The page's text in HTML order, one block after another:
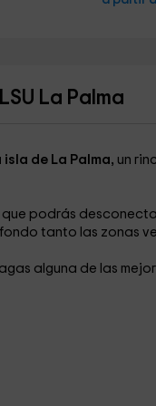
La Palma
de La Palma, un
que podrás
tanto las zonas
alguna de las